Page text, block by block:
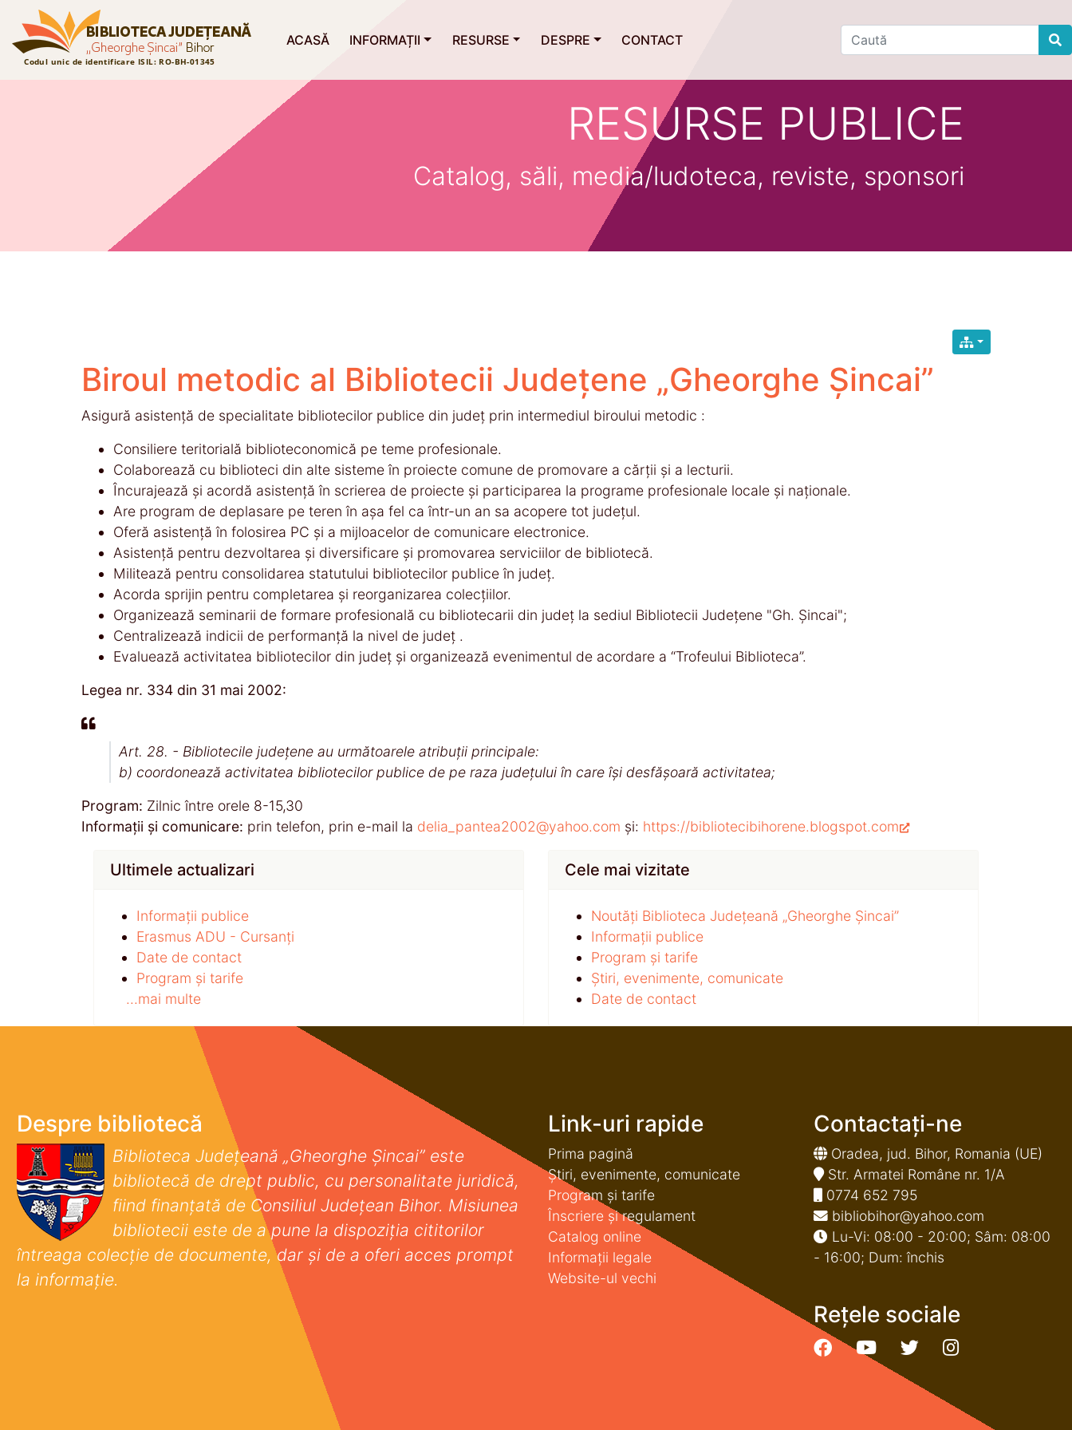
ACASĂ INFORMAȚII RESURSE DESPRE CONTACT
Find
RESURSE PUBLICE
Catalog, săli, media/ludoteca, reviste, sponsori
Biroul metodic al Bibliotecii Județene „Gheorghe Șincai”
Asigură asistenţă de specialitate bibliotecilor publice din judeţ prin intermediul biroului metodic :
Consiliere teritorială biblioteconomică pe teme profesionale.
Colaborează cu biblioteci din alte sisteme în proiecte comune de promovare a cărții și a lecturii.
Încurajează şi acordă asistenţă în scrierea de proiecte şi participarea la programe profesionale locale şi naţionale.
Are program de deplasare pe teren în așa fel ca într-un an sa acopere tot județul.
Oferă asistenţă în folosirea PC şi a mijloacelor de comunicare electronice.
Asistenţă pentru dezvoltarea şi diversificare și promovarea serviciilor de bibliotecă.
Militează pentru consolidarea statutului bibliotecilor publice în judeţ.
Acorda sprijin pentru completarea şi reorganizarea colecţiilor.
Organizează seminarii de formare profesională cu bibliotecarii din judeţ la sediul Bibliotecii Judeţene "Gh. Şincai";
Centralizează indicii de performanţă la nivel de judeţ .
Evaluează activitatea bibliotecilor din judeţ şi organizează evenimentul de acordare a “Trofeului Biblioteca”.
Legea nr. 334 din 31 mai 2002:
Art. 28. - Bibliotecile judeţene au următoarele atribuţii principale:
b) coordonează activitatea bibliotecilor publice de pe raza judeţului în care îşi desfăşoară activitatea;
Program: Zilnic între orele 8-15,30
Informații și comunicare: prin telefon, prin e-mail la delia_pantea2002@yahoo.com și: https://bibliotecibihorene.blogspot.com
Ultimele actualizari
Informații publice
Erasmus ADU - Cursanți
Date de contact
Program și tarife
...mai multe
Cele mai vizitate
Noutăți Biblioteca Județeană „Gheorghe Șincai”
Informații publice
Program și tarife
Știri, evenimente, comunicate
Date de contact
Despre bibliotecă
Biblioteca Județeană „Gheorghe Șincai” este
bibliotecă de drept public, cu personalitate juridică,
fiind finanţată de Consiliul Judeţean Bihor. Misiunea
bibliotecii este de a pune la dispoziţia cititorilor
întreaga colecţie de documente, dar şi de a oferi acces prompt
la informaţie.
Link-uri rapide
Prima pagină
Știri, evenimente, comunicate
Program și tarife
Înscriere și regulament
Catalog online
Informații legale
Website-ul vechi
Contactați-ne
Oradea, jud. Bihor, Romania (UE)
Str. Armatei Române nr. 1/A
0774 652 795
bibliobihor@yahoo.com
Lu-Vi: 08:00 - 20:00; Sâm: 08:00
- 16:00; Dum: închis
Rețele sociale